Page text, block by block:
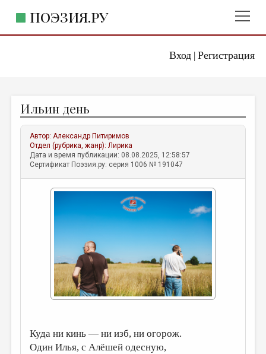
Вход| Регистрация
ПОЭЗИЯ.РУ
ЖАНРЫ
АВТОРЫ
КОММЕНТАРИИ
ЛИТСАЛОН
ПРАВИЛА САЙТА
ИЗБРАННОЕ
ДАЙДЖЕСТ
КОНКУРСЫ
Ильин день
Автор:Александр Питиримов
Отдел (рубрика, жанр):Лирика
Дата и время публикации: 08.08.2025, 12:58:57
Сертификат Поэзия.ру: серия 1006 № 191047
Куда ни кинь — ни изб, ни огорож.
Один Илья, с Алёшей одесную,